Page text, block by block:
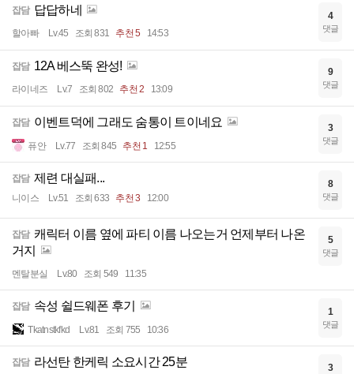
잡담 답답하네
할아빠 Lv.45 조회 831 추천 5 14:53
4
댓글
잡담 12A 베스뚝 완성!
라이네즈 Lv.7 조회 802 추천 2 13:09
9
댓글
잡담 이벤트덕에 그래도 숨통이 트이네요
퓨안 Lv.77 조회 845 추천 1 12:55
3
댓글
잡담 제련 대실패...
니이스 Lv.51 조회 633 추천 3 12:00
8
댓글
잡담 캐릭터 이름 옆에 파티 이름 나오는거 언제부터 나온
거지
멘탈분실 Lv.80 조회 549 11:35
5
댓글
잡담 속성 쉴드웨폰 후기
Tkatnstkfkd Lv.81 조회 755 10:36
1
댓글
잡담 라선탄 한케릭 소요시간 25분 3